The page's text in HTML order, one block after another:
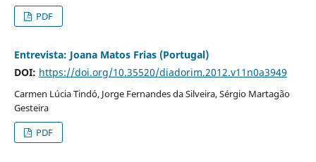
PDF
Entrevista: Joana Matos Frias (Portugal)
DOI: https://doi.org/10.35520/diadorim.2012.v11n0a3949
Carmen Lúcia Tindó, Jorge Fernandes da Silveira, Sérgio Martagão
Gesteira
PDF